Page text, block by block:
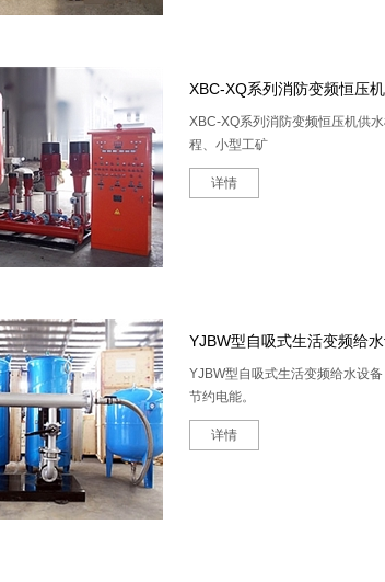
XBC-XQ系列消防变频恒压
XBC-XQ系列消防变频恒压机供
程、小型工矿
详情
YJBW型自吸式生活变频给
YJBW型自吸式生活变频给水设
节约电能。
详情